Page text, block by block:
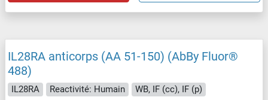
IL28RA anticorps (AA 51-150) (AbBy Fluor®
488)
IL28RA Reactivité: Humain
WB, IF (cc), IF (p)